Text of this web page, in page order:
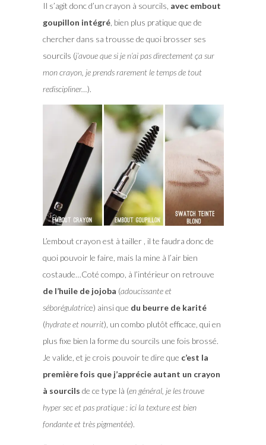
Il s’agit donc d’un crayon à sourcils, avec embout
goupillon intégré, bien plus pratique que de
chercher dans sa trousse de quoi brosser ses
sourcils (j’avoue que si je n’ai pas directement ça sur
mon crayon, je prends rarement le temps de tout
rediscipliner…).
L’embout crayon est à tailler , il te faudra donc de
quoi pouvoir le faire, mais la mine à l’air bien
costaude…Coté compo, à l’intérieur on retrouve
de l’huile de jojoba (adoucissante et
séborégulatrice) ainsi que du beurre de karité
(hydrate et nourrit), un combo plutôt efficace, qui en
plus fixe bien la forme du sourcils une fois brossé.
Je valide, et je crois pouvoir te dire que c’est la
première fois que j’apprécie autant un crayon
à sourcils de ce type là (en général, je les trouve
hyper sec et pas pratique : ici la texture est bien
fondante et très pigmentée).